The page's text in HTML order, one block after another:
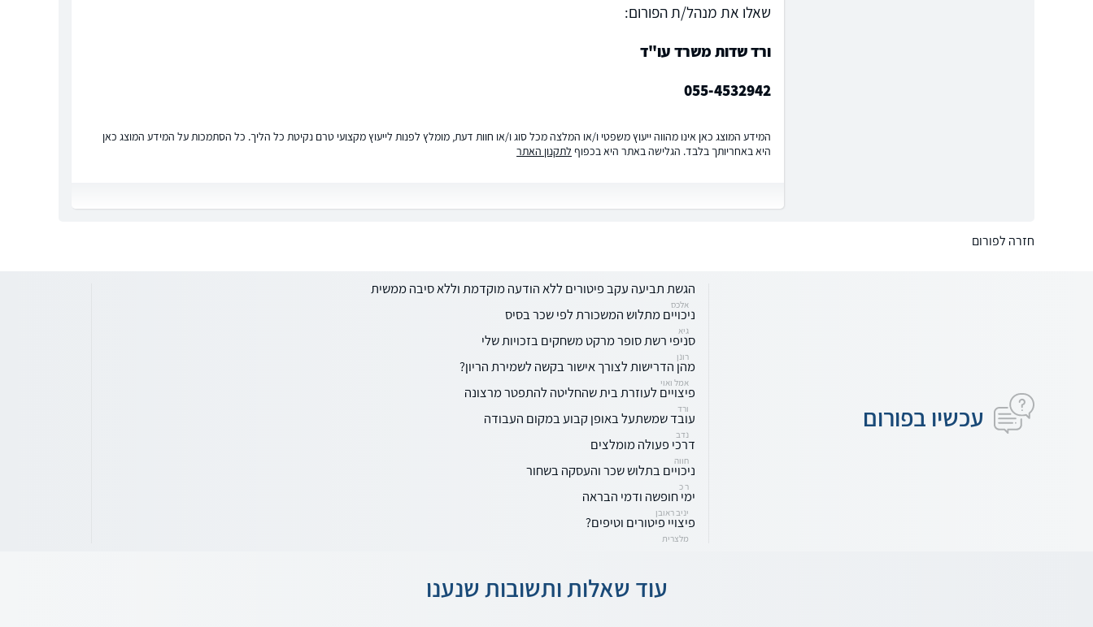
שאלו את מנהל/ת הפורום:
ורד שדות משרד עו"ד
055-4532942
המידע המוצג כאן אינו מהווה ייעוץ משפטי ו/או המלצה מכל סוג ו/או חוות דעת, מומלץ לפנות לייעוץ מקצועי טרם נקיטת כל הליך. כל הסתמכות על המידע המוצג כאן
היא באחריותך בלבד. הגלישה באתר היא בכפוף לתקנון האתר
חזרה לפורום
עכשיו בפורום
הגשת תביעה עקב פיטורים ללא הודעה מוקדמת וללא סיבה ממשית
אלכס
ניכויים מתלוש המשכורת לפי שכר בסיס
גיא
סניפי רשת סופר מרקט משחקים בזכויות שלי
רונן
מהן הדרישות לצורך אישור בקשה לשמירת הריון?
אמל ואוי
פיצויים לעוזרת בית שהחליטה להתפטר מרצונה
ורד
עובד שמשתעל באופן קבוע במקום העבודה
נדב
דרכי פעולה מומלצים
חווה
ניכויים בתלוש שכר והעסקה בשחור
ר כ
ימי חופשה ודמי הבראה
יניב ראובן
פיצויי פיטורים וטיפים?
מלצרית
עוד שאלות ותשובות שנענו